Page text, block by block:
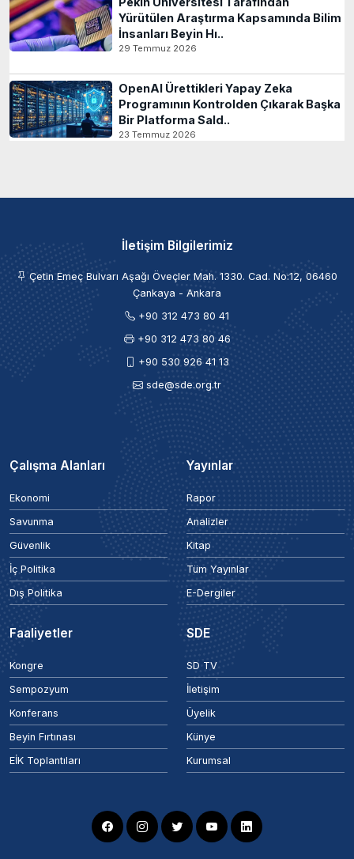
Yürütülen Araştırma Kapsamında Bilim
İnsanları Beyin Hı..
29 Temmuz 2026
OpenAI Ürettikleri Yapay Zeka
Programının Kontrolden Çıkarak Başka
Bir Platforma Sald..
23 Temmuz 2026
İletişim Bilgilerimiz
Çetin Emeç Bulvarı Aşağı Öveçler Mah. 1330. Cad. No:12, 06460
Çankaya - Ankara
+90 312 473 80 41
+90 312 473 80 46
+90 530 926 41 13
sde@sde.org.tr
Çalışma Alanları
Ekonomi
Savunma
Güvenlik
İç Politika
Dış Politika
Yayınlar
Rapor
Analizler
Kitap
Tüm Yayınlar
E-Dergiler
Faaliyetler
Kongre
Sempozyum
Konferans
Beyin Fırtınası
EİK Toplantıları
SDE
SD TV
İletişim
Üyelik
Künye
Kurumsal